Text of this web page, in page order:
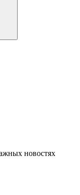
новостях